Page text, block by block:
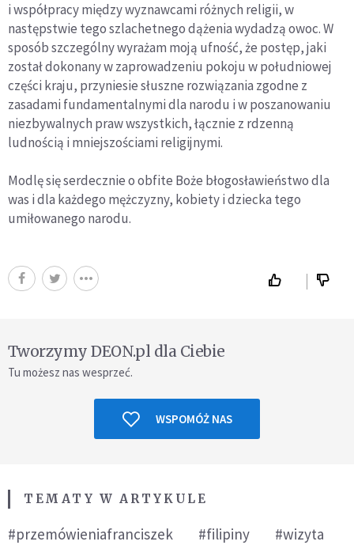
i współpracy między wyznawcami różnych religii, w
następstwie tego szlachetnego dążenia wydadzą owoc. W
sposób szczególny wyrażam moją ufność, że postęp, jaki
został dokonany w zaprowadzeniu pokoju w południowej
części kraju, przyniesie słuszne rozwiązania zgodne z
zasadami fundamentalnymi dla narodu i w poszanowaniu
niezbywalnych praw wszystkich, łącznie z rdzenną
ludnością i mniejszościami religijnymi.
Modlę się serdecznie o obfite Boże błogosławieństwo dla
was i dla każdego mężczyzny, kobiety i dziecka tego
umiłowanego narodu.
Tworzymy DEON.pl dla Ciebie
Tu możesz nas wesprzeć.
WSPOMÓŻ NAS
TEMATY W ARTYKULE
#przemówieniafranciszek #filipiny
#wizyta